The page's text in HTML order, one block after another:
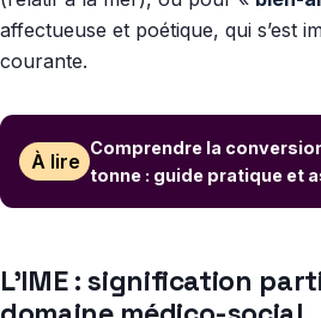
affectueuse et poétique, qui s’est
courante.
À lire
Comprendre la
tonne : guide pratique et
L’IME : signification